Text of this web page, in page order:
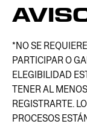
*NO SE
PARTICIPAR O
ELEGIBILIDAD
TENER AL
REGISTRARTE.
PROCESOS